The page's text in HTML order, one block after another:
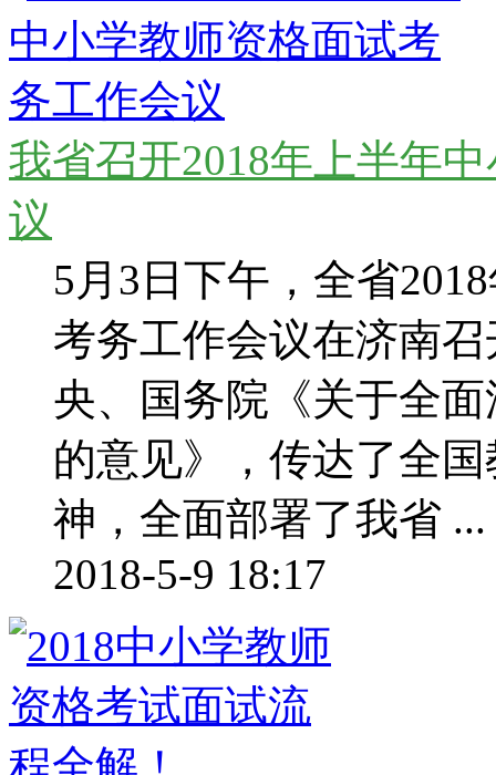
我省召开2018年上半年
议
5月3日下午，全省
考务工作会议在济南
央、国务院《关于全
的意见》，传达了全
神，全面部署了我省 ...
2018-5-9 18:17